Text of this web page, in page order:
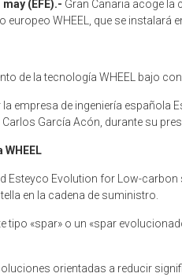
(EFE).- Gran Canaria acoge la
europeo WHEEL, que se
de la tecnología WHEEL bajo
la empresa de ingeniería
García Acón, durante su
Esteyco Evolution for Low-
en la cadena de suministro.
«spar» o un «spar
orientadas a reducir